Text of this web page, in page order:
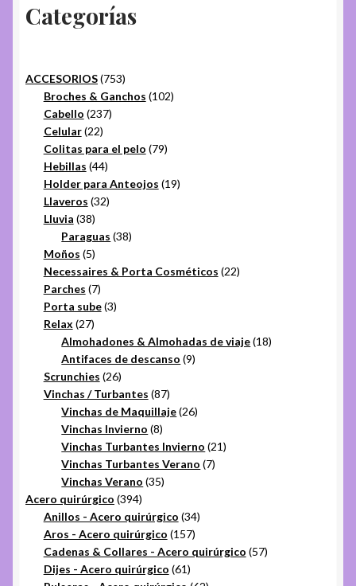
Categorías
ACCESORIOS 753753
productos
Broches & Ganchos 102102
Cabello 237237
Celular 2222
productos
Colitas para el pelo 7979
Hebillas 4444
productos
Holder para Anteojos 1919
Llaveros 3232
Lluvia 3838
productos
Paraguas 3838
Moños 55
productos
Necessaires & Porta Cosméticos 2222
Parches 77
productos
Porta sube 33
Relax 2727
productos
Almohadones & Almohadas de viaje 1818
Antifaces de descanso 99
Scrunchies 2626
productos
Vinchas / Turbantes 8787
productos
Vinchas de Maquillaje 2626
Vinchas Invierno 88
productos
Vinchas Turbantes Invierno 2121
Vinchas Turbantes Verano 77
Vinchas Verano 3535
Acero quirúrgico 394394
productos
Anillos - Acero quirúrgico 3434
Aros - Acero quirúrgico 157157
productos
Cadenas & Collares - Acero quirúrgico 5757
Dijes - Acero quirúrgico 6161